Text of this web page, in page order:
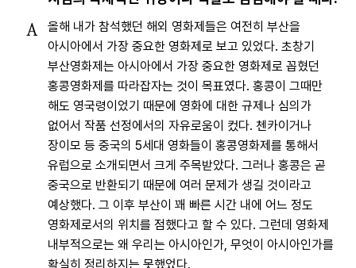
A
올해 내가 참석했던 해외 영화제들은 여전히 부산을
아시아에서 가장 중요한 영화제로 보고 있었다. 초창기
부산영화제는 아시아에서 가장 중요한 영화제로 꼽혔던
홍콩영화제를 따라잡자는 것이 목표였다. 홍콩이 그때만
해도 영국령이었기 때문에 영화에 대한 규제나 심의가
없어서 작품 선정에서의 자유로움이 컸다. 첸카이거나
장이모 등 중국의 5세대 영화들이 홍콩영화제를 통해서
유럽으로 소개되면서 크게 주목받았다. 그러나 홍콩은 곧
중국으로 반환되기 때문에 여러 문제가 생길 것이라고
예상했다. 그 이후 부산이 꽤 빠른 시간 내에 어느 정도
영화제로서의 위치를 점했다고 할 수 있다. 그런데 영화제
내부적으로는 왜 우리는 아시아인가, 무엇이 아시아인가를
확실히 정리하지는 못했었다.